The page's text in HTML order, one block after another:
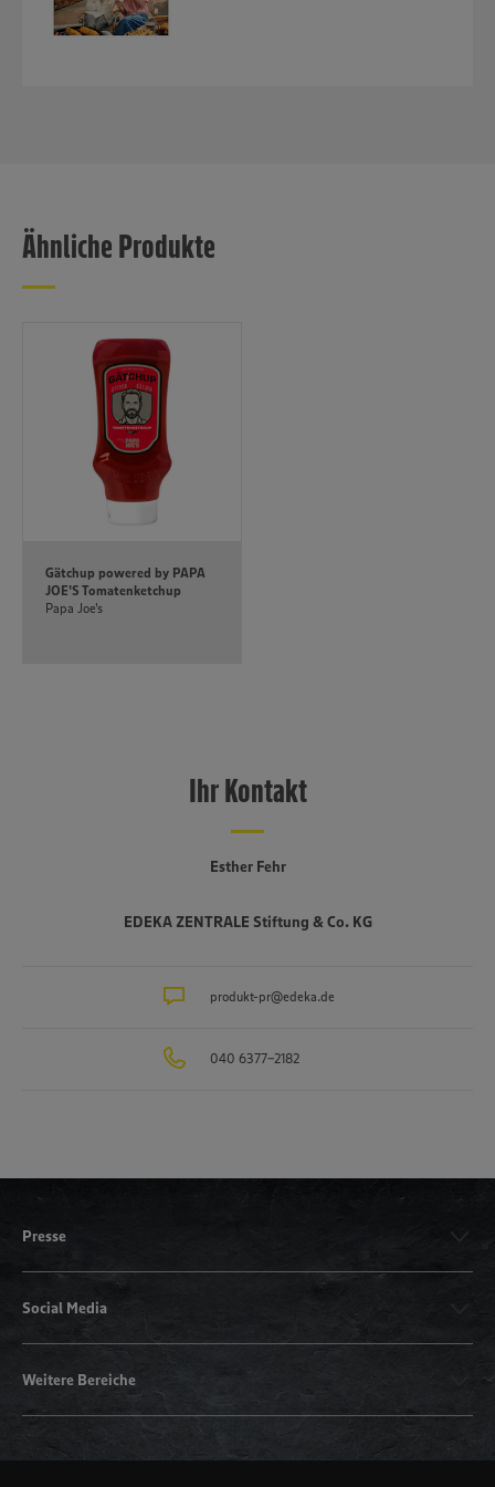
Ähnliche Produkte
Gätchup powered by PAPA
JOE'S Tomatenketchup
Papa Joe's
Ihr Kontakt
Esther Fehr
EDEKA ZENTRALE Stiftung & Co. KG
produkt-pr@edeka.de
040 6377-2182
Presse
Social Media
Weitere Bereiche